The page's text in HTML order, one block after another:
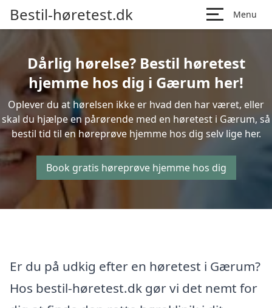
Bestil-høretest.dk Menu
Dårlig hørelse? Bestil høretest
hjemme hos dig i Gærum her!
Oplever du at hørelsen ikke er hvad den har været, eller
skal du hjælpe en pårørende med en høretest i Gærum, så
bestil tid til en høreprøve hjemme hos dig selv lige her.
Book gratis høreprøve hjemme hos dig
Er du på udkig efter en høretest i Gærum?
Hos bestil-høretest.dk gør vi det nemt for